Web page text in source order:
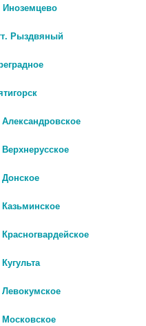
MARABU BAMBOO САЛФЕТКИ
МЯГКАЯ УПАКОВКА FT142 (130)
В КОРЗИНУ
Иноземцево
Рыздвяный
Донское
Казьминское
Левокумское
Московское